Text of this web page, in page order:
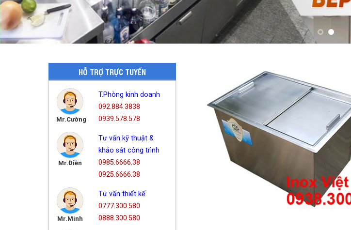
HỖ TRỢ TRỰC TUYẾN
Mr.Cường
T.Phòng kinh doanh
092.884.3838
0939.578.578
Mr.Điền
Tư vấn kỹ thuật &
khảo sát công trình
0985.6666.38
0925.6666.38
Mr.Minh
Tư vấn thiết kế
0777.300.580
0888.300.580